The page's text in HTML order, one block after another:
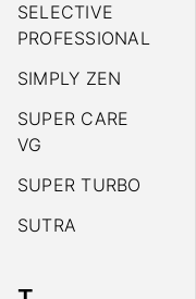
SELECTIVE
PROFESSIONAL
SIMPLY ZEN
SUPER CARE
VG
SUPER TURBO
SUTRA